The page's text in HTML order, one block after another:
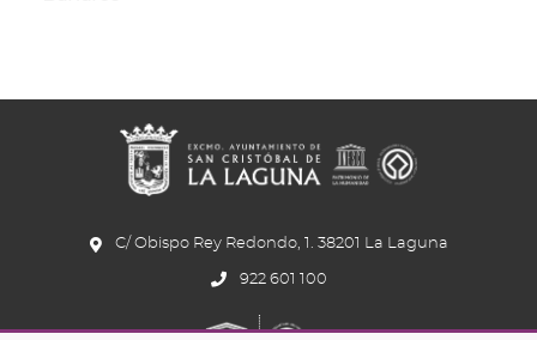
C/ Obispo Rey Redondo, 1. 38201 La Laguna
922 601 100